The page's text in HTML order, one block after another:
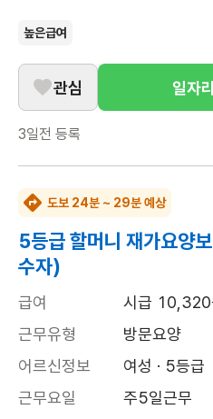
높은급여
관심 일자
3일전 등록
도보 24분 ~ 29분 예상
5등급 할머니 재가요양
수자)
급여
시급 10,320
근무유형
방문요양
어르신정보
여성 · 5등급
근무요일
주5일근무